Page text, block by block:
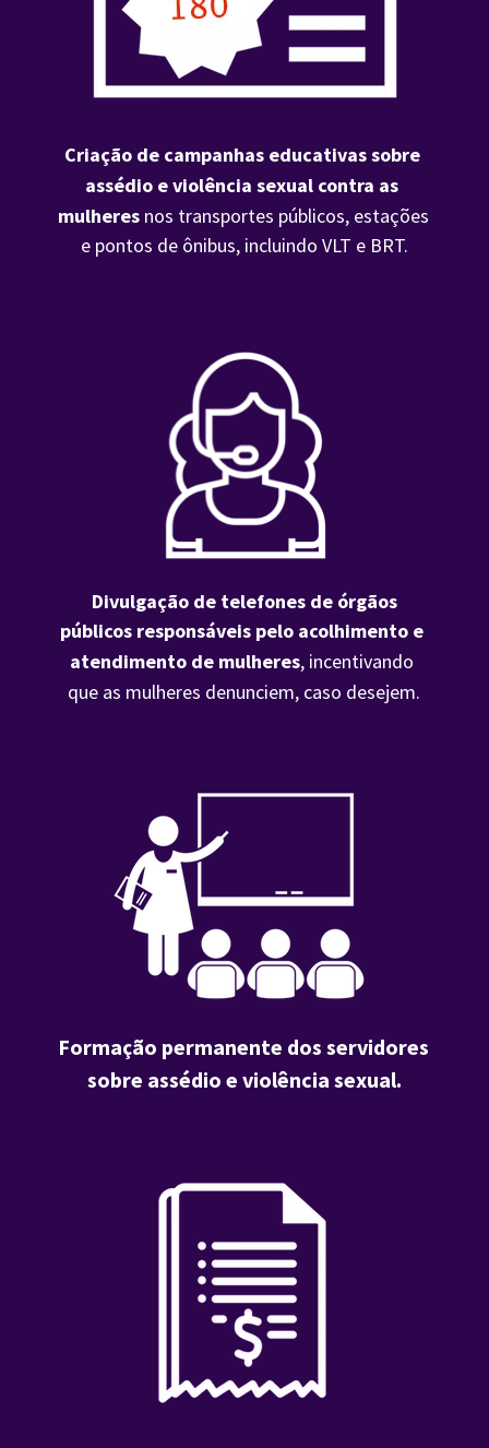
Criação de campanhas educativas sobre
assédio e violência sexual contra as
mulheres nos transportes públicos, estações
e pontos de ônibus, incluindo VLT e BRT.
públicos responsáveis pelo acolhimento e
atendimento de mulheres, incentivando
que as mulheres denunciem, caso desejem.
Formação permanente dos servidores
sobre assédio e violência sexual.